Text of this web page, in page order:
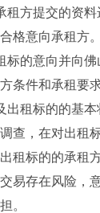
租方提交的资
格意向承租方。
标的意向并向
条件和承租要
出租标的的基
查，在对出租
租标的的承租
易存在风险，
。